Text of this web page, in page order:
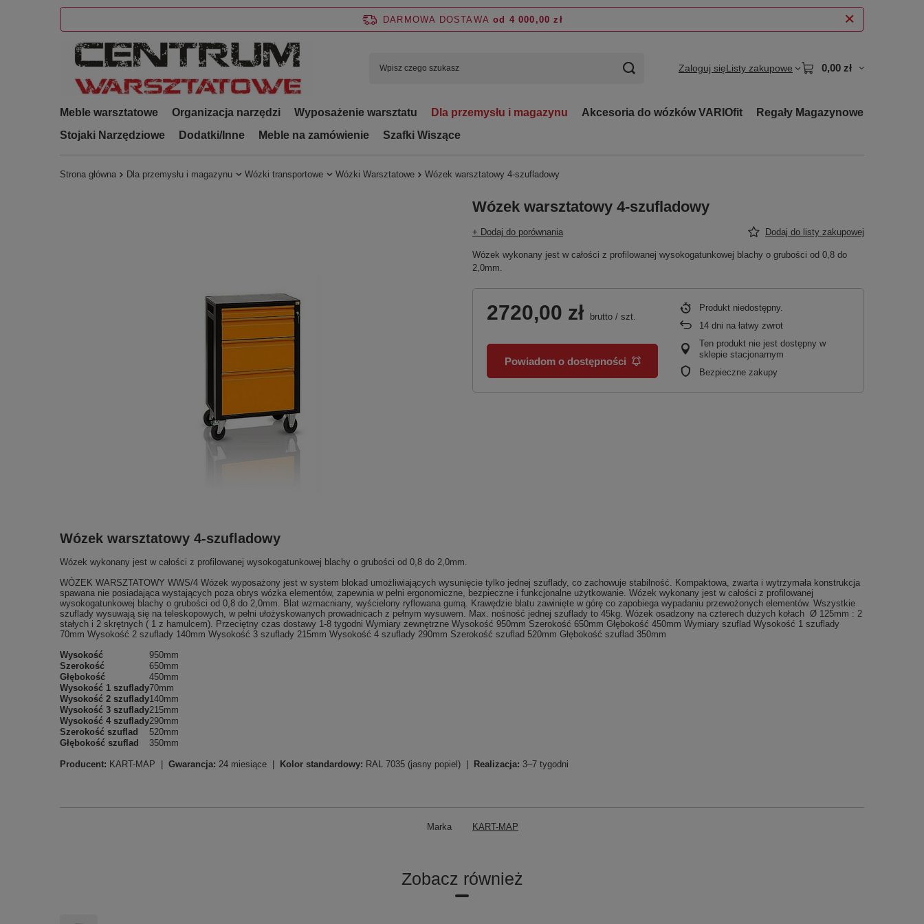
DARMOWA DOSTAWA od 4 000,00 zł
Zaloguj sięListy zakupowe 0,00 zł
Meble warsztatowe Organizacja narzędzi Wyposażenie warsztatu Dla przemysłu i magazynu Akcesoria do wózków VARIOfit
Regały Magazynowe
Stojaki Narzędziowe
Dodatki/Inne Meble na zamówienie Szafki Wiszące
Strona główna Dla przemysłu i magazynu Wózki transportowe Wózki Warsztatowe Wózek warsztatowy 4-szufladowy
Wózek warsztatowy 4-szufladowy
+ Dodaj do porównania Dodaj do listy zakupowej
Wózek wykonany jest w całości z profilowanej wysokogatunkowej blachy o grubości od 0,8 do
2,0mm.
2720,00 zł brutto / szt.
Powiadom o dostępności
Produkt niedostępny
14 dni na łatwy zwrot
Ten produkt nie jest dostępny w
sklepie stacjonarnym
Bezpieczne zakupy
Wózek warsztatowy 4-szufladowy
Wózek wykonany jest w całości z profilowanej wysokogatunkowej blachy o grubości od 0,8 do 2,0mm.
WÓZEK WARSZTATOWY WWS/4 Wózek wyposażony jest w system blokad umożliwiających wysunięcie tylko jednej szuflady, co zachowuje stabilność. Kompaktowa, zwarta i wytrzymała konstrukcja
spawana nie posiadająca wystających poza obrys wózka elementów, zapewnia w pełni ergonomiczne, bezpieczne i funkcjonalne użytkowanie. Wózek wykonany jest w całości z profilowanej
wysokogatunkowej blachy o grubości od 0,8 do 2,0mm. Blat wzmacniany, wyścielony ryflowana gumą. Krawędzie blatu zawinięte w górę co zapobiega wypadaniu przewożonych elementów. Wszystkie
szuflady wysuwają się na teleskopowych, w pełni ułożyskowanych prowadnicach z pełnym wysuwem. Max. nośność jednej szuflady to 45kg. Wózek osadzony na czterech dużych kołach Ø 125mm : 2
stałych i 2 skrętnych ( 1 z hamulcem). Przeciętny czas dostawy 1-8 tygodni Wymiary zewnętrzne Wysokość 950mm Szerokość 650mm Głębokość 450mm Wymiary szuflad Wysokość 1 szuflady
70mm Wysokość 2 szuflady 140mm Wysokość 3 szuflady 215mm Wysokość 4 szuflady 290mm Szerokość szuflad 520mm Głębokość szuflad 350mm
Wysokość
950mm
Szerokość
650mm
Głębokość
450mm
Wysokość 1 szuflady70mm
Wysokość 2 szuflady140mm
Wysokość 3 szuflady215mm
Wysokość 4 szuflady290mm
Szerokość szuflad
520mm
Głębokość szuflad
350mm
Producent: KART-MAP | Gwarancja: 24 miesiące | Kolor standardowy: RAL 7035 (jasny popiel) | Realizacja: 3–7 tygodni
Marka KART-MAP
Zobacz również